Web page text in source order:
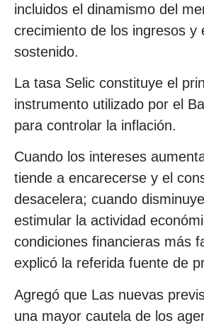
incluidos el dinamismo del
crecimiento de los ingresos y
sostenido.
La tasa Selic constituye el
instrumento utilizado por el
para controlar la inflación.
Cuando los intereses
tiende a encarecerse y el
desacelera; cuando
estimular la actividad
condiciones financieras más
explicó la referida fuente de
Agregó que Las nuevas
una mayor cautela de los